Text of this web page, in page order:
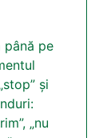
până pe
și
„nu